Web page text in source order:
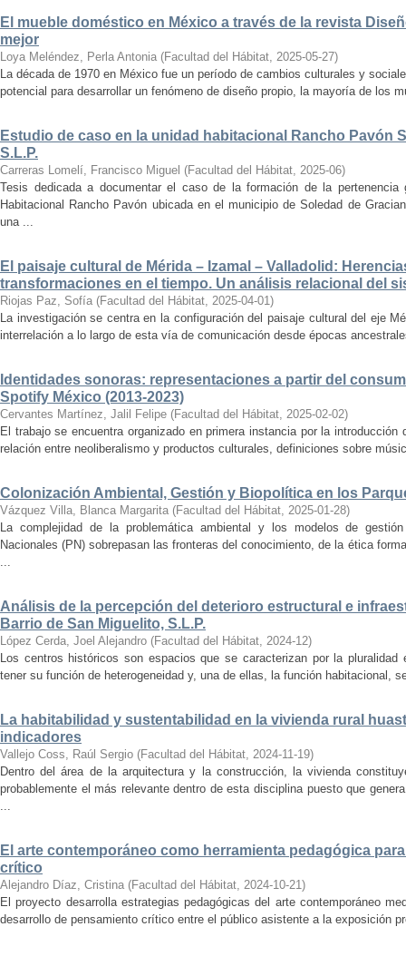
El mueble doméstico en México a través de la revista
mejor
Loya Meléndez, Perla Antonia (Facultad del Hábitat, 2025-05-27)
La década de 1970 en México fue un período de cambios culturales y
potencial para desarrollar un fenómeno de diseño propio, la mayoría de los
Estudio de caso en la unidad habitacional Rancho Pavón
S.L.P.
Carreras Lomelí, Francisco Miguel (Facultad del Hábitat, 2025-06)
Tesis dedicada a documentar el caso de la formación de la
Habitacional Rancho Pavón ubicada en el municipio de Soledad de
una ...
El paisaje cultural de Mérida – Izamal – Valladolid:
transformaciones en el tiempo. Un análisis relacional del
Riojas Paz, Sofía (Facultad del Hábitat, 2025-04-01)
La investigación se centra en la configuración del paisaje cultural del eje
interrelación a lo largo de esta vía de comunicación desde épocas
Identidades sonoras: representaciones a partir del
Spotify México (2013-2023)
Cervantes Martínez, Jalil Felipe (Facultad del Hábitat, 2025-02-02)
El trabajo se encuentra organizado en primera instancia por la
relación entre neoliberalismo y productos culturales, definiciones sobre
Colonización Ambiental, Gestión y Biopolítica en los
Vázquez Villa, Blanca Margarita (Facultad del Hábitat, 2025-01-28)
La complejidad de la problemática ambiental y los modelos de
Nacionales (PN) sobrepasan las fronteras del conocimiento, de la ética
...
Análisis de la percepción del deterioro estructural e
Barrio de San Miguelito, S.L.P.
López Cerda, Joel Alejandro (Facultad del Hábitat, 2024-12)
Los centros históricos son espacios que se caracterizan por la
tener su función de heterogeneidad y, una de ellas, la función habitacional,
La habitabilidad y sustentabilidad en la vivienda rural
indicadores
Vallejo Coss, Raúl Sergio (Facultad del Hábitat, 2024-11-19)
Dentro del área de la arquitectura y la construcción, la vivienda
probablemente el más relevante dentro de esta disciplina puesto que
...
El arte contemporáneo como herramienta pedagógica
crítico
Alejandro Díaz, Cristina (Facultad del Hábitat, 2024-10-21)
El proyecto desarrolla estrategias pedagógicas del arte contemporáneo
desarrollo de pensamiento crítico entre el público asistente a la exposición